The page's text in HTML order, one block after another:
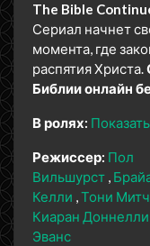
The Bible
Сериал начнет
момента, где
распятия Христа.
Библии онлайн
В ролях:
Режиссер: Пол
Вильшурст
Келли Тони
Киаран Доннелли
Эванс